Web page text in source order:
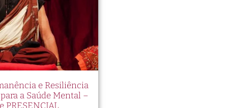
e Resiliência
a Saúde Mental –